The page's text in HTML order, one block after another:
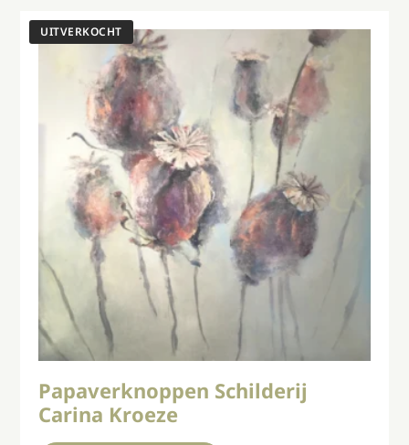
Papaverknoppen Schilderij
Carina Kroeze